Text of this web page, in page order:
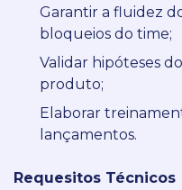
Garantir a fluidez
bloqueios do time;
Validar hipóteses
produto;
Elaborar
lançamentos.
Requesitos Técnicos